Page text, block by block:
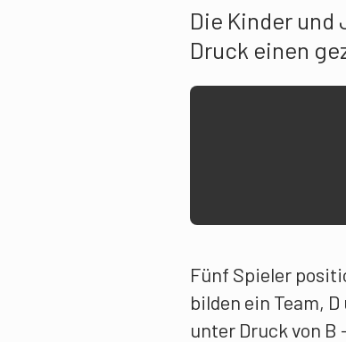
Die Kinder
Druck einen
Fünf Spieler
bilden ein Team,
unter Druck von B